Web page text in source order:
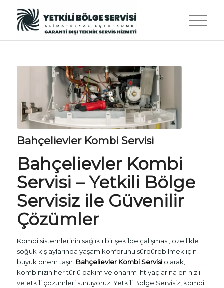
Bahçelievler Kombi Servisi
Bahçelievler Kombi
Servisi –Yetkili Bölge
Servisizile Güvenilir
Çözümler
Kombi sistemlerinin sağlıklı bir şekilde çalışması, özellikle
soğuk kış aylarında yaşam konforunu sürdürebilmek için
büyük önem taşır. Bahçelievler Kombi Servisiolarak,
kombinizin her türlü bakım ve onarım ihtiyaçlarına en hızlı
ve etkili çözümleri sunuyoruz. Yetkili Bölge Servisiz, kombi